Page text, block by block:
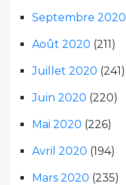
Septembre 2020
Août 2020 (211)
Juillet 2020 (241)
Juin 2020 (220)
Mai 2020 (226)
Avril 2020 (194)
Mars 2020 (235)